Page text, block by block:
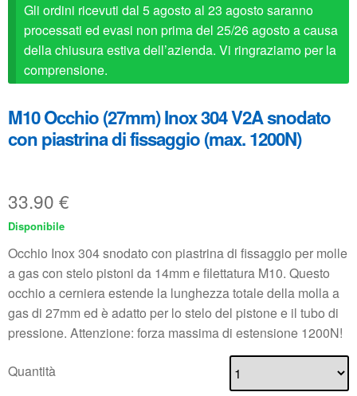
child
FAQ
Gli ordini ricevuti dal 5 agosto al 23 agosto saranno
processati ed evasi non prima del 25/26 agosto a causa
della chiusura estiva dell’azienda. Vi ringraziamo per la
comprensione.
M10 Occhio (27mm) Inox 304 V2A snodato
con piastrina di fissaggio (max. 1200N)
33.90 €
Disponibile
Occhio Inox 304 snodato con piastrina di fissaggio per molle
a gas con stelo pistoni da 14mm e filettatura M10. Questo
occhio a cerniera estende la lunghezza totale della molla a
gas di 27mm ed è adatto per lo stelo del pistone e il tubo di
pressione. Attenzione: forza massima di estensione 1200N!
Quantità